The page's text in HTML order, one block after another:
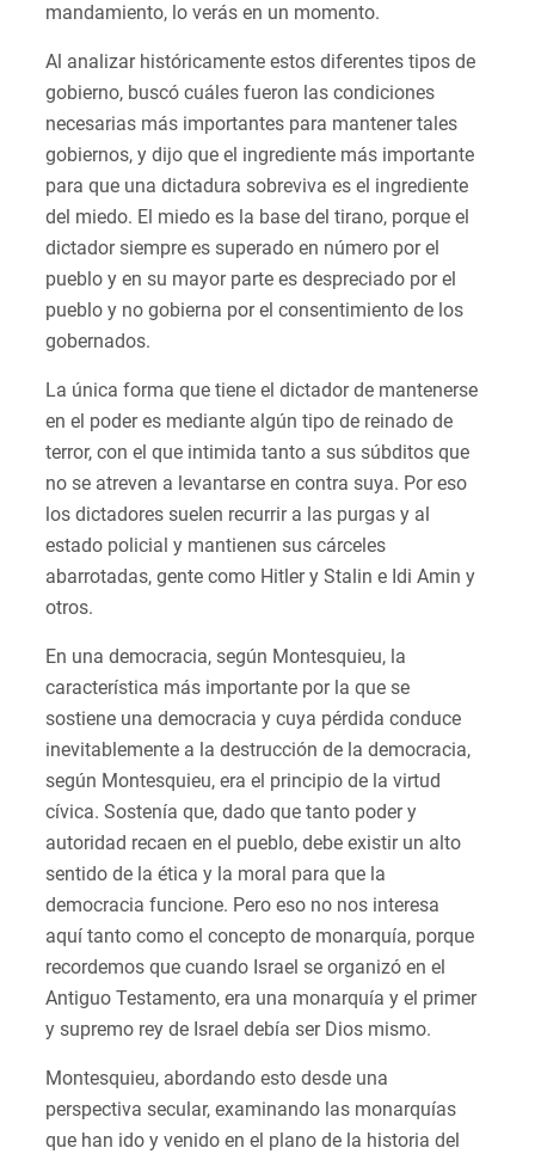
mandamiento, lo verás en un momento.
Al analizar históricamente estos diferentes tipos de
gobierno, buscó cuáles fueron las condiciones
necesarias más importantes para mantener tales
gobiernos, y dijo que el ingrediente más importante
para que una dictadura sobreviva es el ingrediente
del miedo. El miedo es la base del tirano, porque el
dictador siempre es superado en número por el
pueblo y en su mayor parte es despreciado por el
pueblo y no gobierna por el consentimiento de los
gobernados.
La única forma que tiene el dictador de mantenerse
en el poder es mediante algún tipo de reinado de
terror, con el que intimida tanto a sus súbditos que
no se atreven a levantarse en contra suya. Por eso
los dictadores suelen recurrir a las purgas y al
estado policial y mantienen sus cárceles
abarrotadas, gente como Hitler y Stalin e Idi Amin y
otros.
En una democracia, según Montesquieu, la
característica más importante por la que se
sostiene una democracia y cuya pérdida conduce
inevitablemente a la destrucción de la democracia,
según Montesquieu, era el principio de la virtud
cívica. Sostenía que, dado que tanto poder y
autoridad recaen en el pueblo, debe existir un alto
sentido de la ética y la moral para que la
democracia funcione. Pero eso no nos interesa
aquí tanto como el concepto de monarquía, porque
recordemos que cuando Israel se organizó en el
Antiguo Testamento, era una monarquía y el primer
y supremo rey de Israel debía ser Dios mismo.
Montesquieu, abordando esto desde una
perspectiva secular, examinando las monarquías
que han ido y venido en el plano de la historia del